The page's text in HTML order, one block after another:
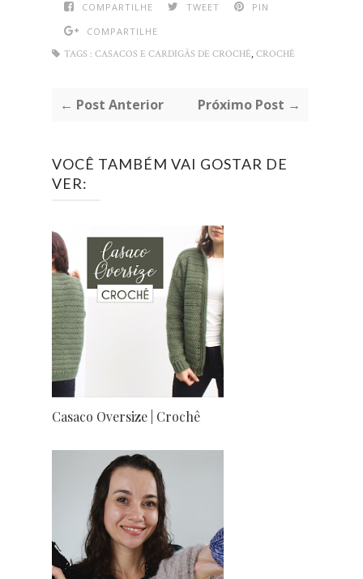
COMPARTILHE TWEET
PIN
COMPARTILHE
TAGS : CASACOS E CARDIGÃS DE CROCHÊ, CROCHÊ
← Post Anterior Próximo Post →
VOCÊ TAMBÉM VAI GOSTAR DE
VER:
Casaco Oversize | Crochê